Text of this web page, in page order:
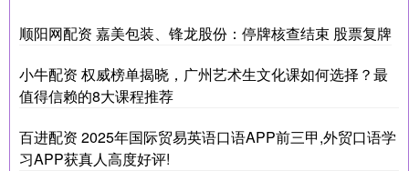
顺阳网配资 嘉美包装、锋龙股份：停牌核查结束 股票复牌
小牛配资 权威榜单揭晓，广州艺术生文化课如何选择？最
值得信赖的8大课程推荐
百进配资 2025年国际贸易英语口语APP前三甲,外贸口语学
习APP获真人高度好评!